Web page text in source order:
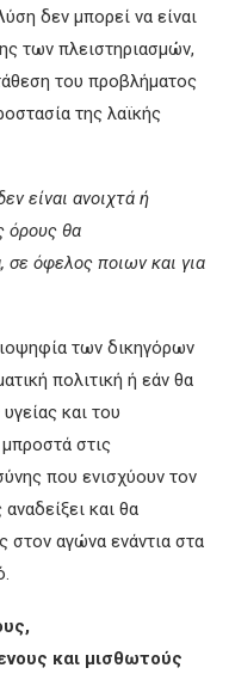
δεν μπορεί να είναι
των πλειστηριασμών,
του προβλήματος
της λαϊκής
είναι ανοιχτά ή
όρους θα
σε όφελος ποιων και για
των δικηγόρων
πολιτική ή εάν θα
και του
στις
που ενισχύουν τον
και θα
στον αγώνα ενάντια στα
και μισθωτούς